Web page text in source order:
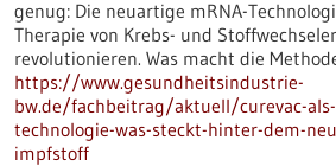
genug: Die neuartige mRNA-
Therapie von Krebs- und
revolutionieren. Was macht die
https://www.gesundheitsindustrie-
bw.de/fachbeitrag/aktuell/curevac-
technologie-was-steckt-hinter-dem-
impfstoff